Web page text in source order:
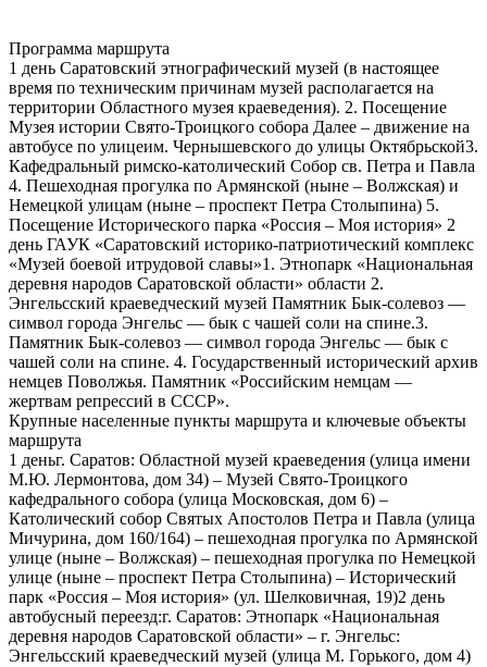
Программа маршрута
1 день Саратовский этнографический музей (в настоящее
время по техническим причинам музей располагается на
территории Областного музея краеведения). 2. Посещение
Музея истории Свято-Троицкого собора Далее – движение на
автобусе по улицеим. Чернышевского до улицы Октябрьской3.
Кафедральный римско-католический Собор св. Петра и Павла
4. Пешеходная прогулка по Армянской (ныне – Волжская) и
Немецкой улицам (ныне – проспект Петра Столыпина) 5.
Посещение Исторического парка «Россия – Моя история» 2
день ГАУК «Саратовский историко-патриотический комплекс
«Музей боевой итрудовой славы»1. Этнопарк «Национальная
деревня народов Саратовской области» области 2.
Энгельсский краеведческий музей Памятник Бык-солевоз —
символ города Энгельс — бык с чашей соли на спине.3.
Памятник Бык-солевоз — символ города Энгельс — бык с
чашей соли на спине. 4. Государственный исторический архив
немцев Поволжья. Памятник «Российским немцам —
жертвам репрессий в СССР».
Крупные населенные пункты маршрута и ключевые объекты
маршрута
1 деньг. Саратов: Областной музей краеведения (улица имени
М.Ю. Лермонтова, дом 34) – Музей Свято-Троицкого
кафедрального собора (улица Московская, дом 6) –
Католический собор Святых Апостолов Петра и Павла (улица
Мичурина, дом 160/164) – пешеходная прогулка по Армянской
улице (ныне – Волжская) – пешеходная прогулка по Немецкой
улице (ныне – проспект Петра Столыпина) – Исторический
парк «Россия – Моя история» (ул. Шелковичная, 19)2 день
автобусный переезд:г. Саратов: Этнопарк «Национальная
деревня народов Саратовской области» – г. Энгельс:
Энгельсский краеведческий музей (улица М. Горького, дом 4)